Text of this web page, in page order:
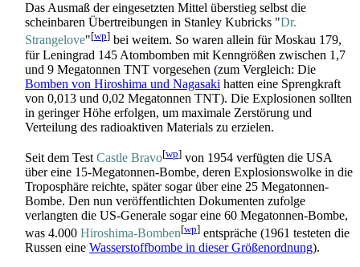
Das Ausmaß der eingesetzten Mittel überstieg selbst die
scheinbaren Übertreibungen in Stanley Kubricks "Dr.
Strangelove"[wp] bei weitem. So waren allein für Moskau 179,
für Leningrad 145 Atombomben mit Kenngrößen zwischen 1,7
und 9 Mega­tonnen TNT vorgesehen (zum Vergleich: Die
Bomben von Hiroshima und Nagasaki hatten eine Sprengkraft
von 0,013 und 0,02 Mega­tonnen TNT). Die Explosionen sollten
in geringer Höhe erfolgen, um maximale Zerstörung und
Verteilung des radio­aktiven Materials zu erzielen.
Seit dem Test Castle Bravo[wp] von 1954 verfügten die USA
über eine 15-Mega­tonnen-Bombe, deren Explosions­wolke in die
Troposphäre reichte, später sogar über eine 25 Mega­tonnen-
Bombe. Den nun veröffentlichten Dokumenten zufolge
verlangten die US-Generale sogar eine 60 Mega­tonnen-Bombe,
was 4.000 Hiroshima-Bomben[wp] entspräche (1961 testeten die
Russen eine Wasserstoff­bombe in dieser Größen­ordnung).